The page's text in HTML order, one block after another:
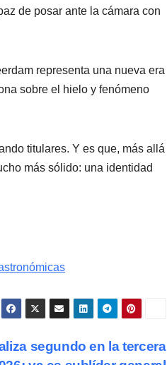
de posar ante la cámara con
representa una nueva era
sobre el hielo y fenómeno
titulares. Y es que, más allá
más sólido: una identidad
segundo en la tercera